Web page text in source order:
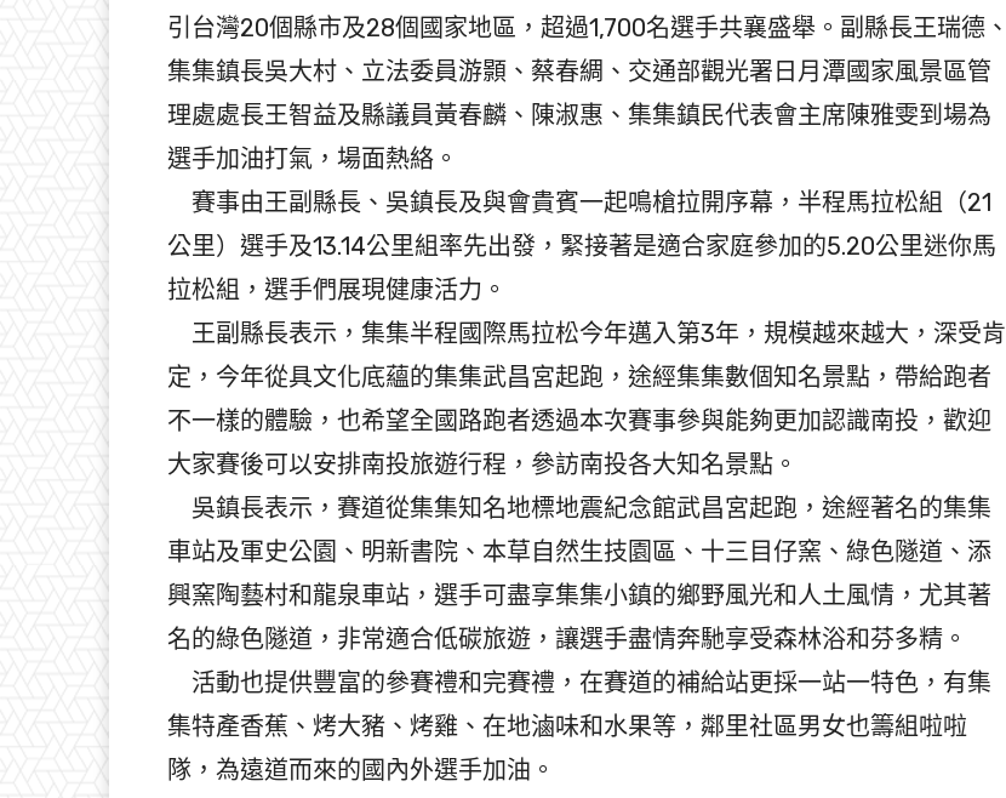
引台灣20個縣市及28個國家地區，超過1,700名選手共襄盛舉。副縣長王瑞德、
集集鎮長吳大村、立法委員游顥、蔡春綢、交通部觀光署日月潭國家風景區管
理處處長王智益及縣議員黃春麟、陳淑惠、集集鎮民代表會主席陳雅雯到場為
選手加油打氣，場面熱絡。
賽事由王副縣長、吳鎮長及與會貴賓一起鳴槍拉開序幕，半程馬拉松組（21
公里）選手及13.14公里組率先出發，緊接著是適合家庭參加的5.20公里迷你馬
拉松組，選手們展現健康活力。
王副縣長表示，集集半程國際馬拉松今年邁入第3年，規模越來越大，深受肯
定，今年從具文化底蘊的集集武昌宮起跑，途經集集數個知名景點，帶給跑者
不一樣的體驗，也希望全國路跑者透過本次賽事參與能夠更加認識南投，歡迎
大家賽後可以安排南投旅遊行程，參訪南投各大知名景點。
吳鎮長表示，賽道從集集知名地標地震紀念館武昌宮起跑，途經著名的集集
車站及軍史公園、明新書院、本草自然生技園區、十三目仔窯、綠色隧道、添
興窯陶藝村和龍泉車站，選手可盡享集集小鎮的鄉野風光和人土風情，尤其著
名的綠色隧道，非常適合低碳旅遊，讓選手盡情奔馳享受森林浴和芬多精。
活動也提供豐富的參賽禮和完賽禮，在賽道的補給站更採一站一特色，有集
集特產香蕉、烤大豬、烤雞、在地滷味和水果等，鄰里社區男女也籌組啦啦
隊，為遠道而來的國內外選手加油。